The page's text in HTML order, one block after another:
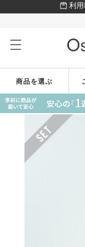
利
商品を選ぶ